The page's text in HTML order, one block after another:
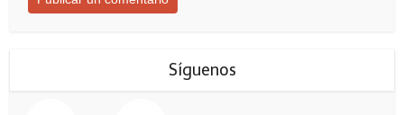
Síguenos